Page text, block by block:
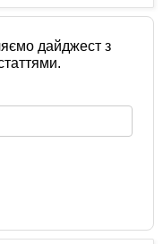
дайджест з